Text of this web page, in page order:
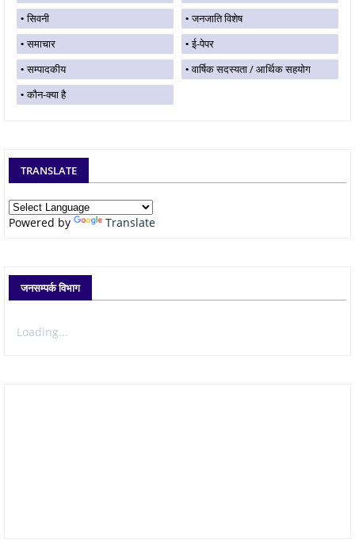
सिवनी
जनजाति विशेष
समाचार
ई-पेपर
सम्पादकीय
वार्षिक सदस्यता / आर्थिक सहयोग
कौन-क्या है
TRANSLATE
Powered by Translate
जनसम्पर्क विभाग
Loading...